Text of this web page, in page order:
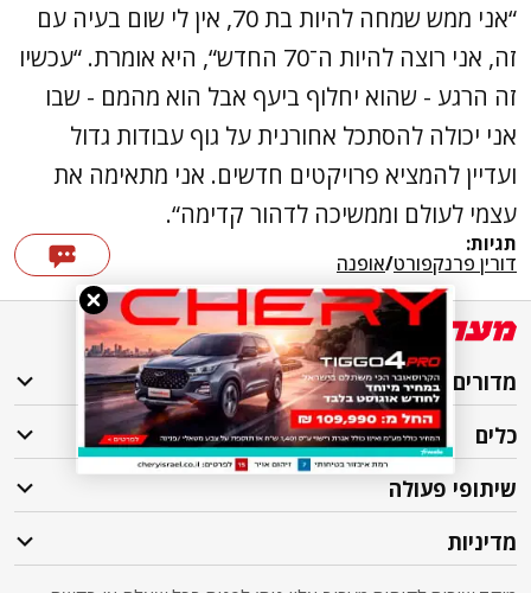
“אני ממש שמחה להיות בת 70, אין לי שום בעיה עם
זה, אני רוצה להיות ה־70 החדש“, היא אומרת. “עכשיו
זה הרגע - שהוא יחלוף ביעף אבל הוא מהמם - שבו
אני יכולה להסתכל אחורנית על גוף עבודות גדול
ועדיין להמציא פרויקטים חדשים. אני מתאימה את
עצמי לעולם וממשיכה לדהור קדימה“.
תגיות:
דורין פרנקפורט/אופנה
מדורים
כלים
שיתופי פעולה
מדיניות